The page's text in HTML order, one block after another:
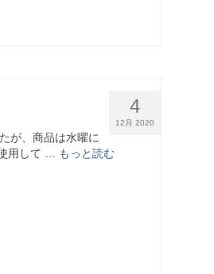
4
12月 2020
が、商品は水曜に
用して …
もっと読む